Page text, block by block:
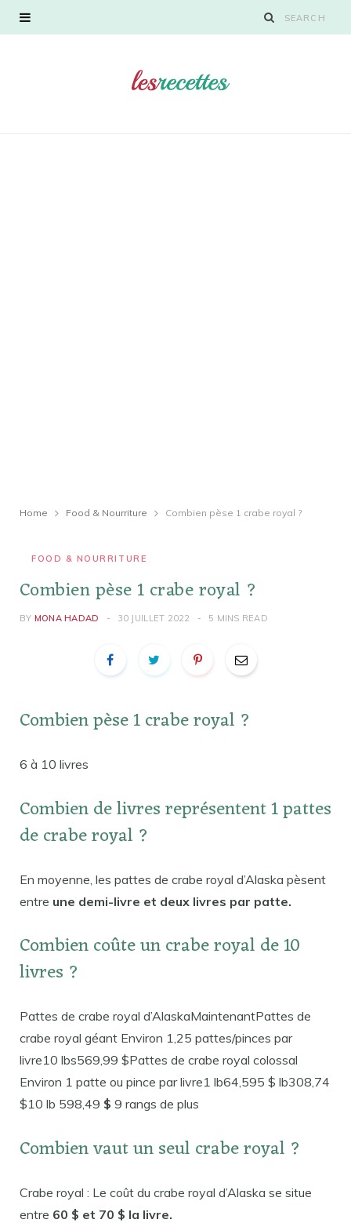
Home Food & Nourriture Combien pèse 1 crabe royal ?
FOOD & NOURRITURE
Combien pèse 1 crabe royal ?
BY MONA HADAD 30 JUILLET 2022 5 MINS READ
Combien pèse 1 crabe royal ?
6 à 10 livres
Combien de livres représentent 1 pattes
de crabe royal ?
En moyenne, les pattes de crabe royal d’Alaska pèsent
entre une demi-livre et deux livres par patte.
Combien coûte un crabe royal de 10
livres ?
Pattes de crabe royal d’AlaskaMaintenantPattes de
crabe royal géant Environ 1,25 pattes/pinces par
livre10 lbs569,99 $Pattes de crabe royal colossal
Environ 1 patte ou pince par livre1 lb64,595 $ lb308,74
$10 lb 598,49 $ 9 rangs de plus
Combien vaut un seul crabe royal ?
Crabe royal : Le coût du crabe royal d’Alaska se situe
entre 60 $ et 70 $ la livre.